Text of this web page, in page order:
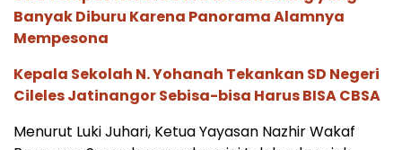
Banyak Diburu Karena Panorama Alamnya
Mempesona
Kepala Sekolah N. Yohanah Tekankan SD Negeri
Cileles Jatinangor Sebisa-bisa Harus BISA CBSA
Menurut Luki Juhari, Ketua Yayasan Nazhir Wakaf